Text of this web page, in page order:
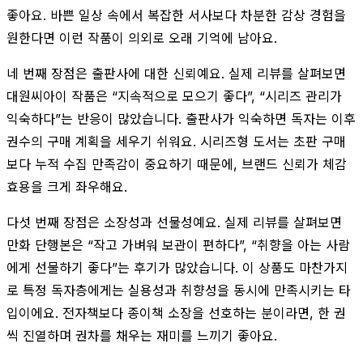
좋아요. 바쁜 일상 속에서 복잡한 서사보다 차분한 감상 경험을
원한다면 이런 작품이 의외로 오래 기억에 남아요.
네 번째 장점은 출판사에 대한 신뢰예요. 실제 리뷰를 살펴보면
대원씨아이 작품은 “지속적으로 모으기 좋다”, “시리즈 관리가
익숙하다”는 반응이 많았습니다. 출판사가 익숙하면 독자는 이후
권수의 구매 계획을 세우기 쉬워요. 시리즈형 도서는 초판 구매
보다 누적 수집 만족감이 중요하기 때문에, 브랜드 신뢰가 체감
효용을 크게 좌우해요.
다섯 번째 장점은 소장성과 선물성예요. 실제 리뷰를 살펴보면
만화 단행본은 “작고 가벼워 보관이 편하다”, “취향을 아는 사람
에게 선물하기 좋다”는 후기가 많았습니다. 이 상품도 마찬가지
로 특정 독자층에게는 실용성과 취향성을 동시에 만족시키는 타
입이에요. 전자책보다 종이책 소장을 선호하는 분이라면, 한 권
씩 진열하며 권차를 채우는 재미를 느끼기 좋아요.